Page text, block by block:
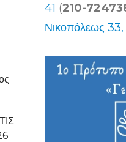
41 (210-
Νικοπόλεως 33,